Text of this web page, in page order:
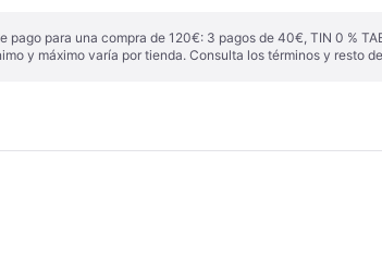
pago para una compra de 120€: 3 pagos de 40€, TIN 0 %
y máximo varía por tienda. Consulta los términos y resto